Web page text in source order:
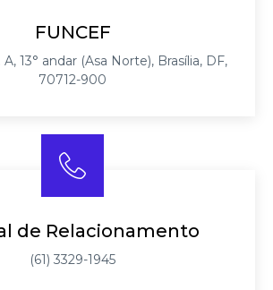
FUNCEF
A, 13° andar (Asa Norte), Brasília, DF,
70712-900
de Relacionamento
(61) 3329-1945